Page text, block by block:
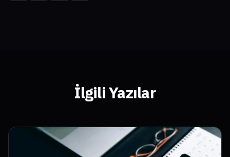
İlgili Yazılar